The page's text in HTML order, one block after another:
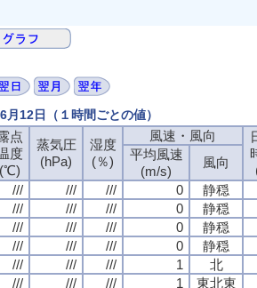
12日（１時間ごとの値）
点
度
(℃)
蒸気圧
(hPa)
湿度
(％)
風速・風向
平均風速
(m/s)
風向
/// /// /// 0
静穏
/// /// /// 0
静穏
/// /// /// 0
静穏
/// /// /// 0
静穏
/// /// /// 1
北
/// /// /// 1
東北東